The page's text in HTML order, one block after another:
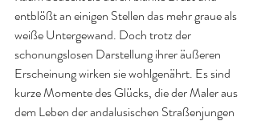
entblößt an einigen Stellen das mehr graue als
weiße Untergewand. Doch trotz der
schonungslosen Darstellung ihrer äußeren
Erscheinung wirken sie wohlgenährt. Es sind
kurze Momente des Glücks, die der Maler aus
dem Leben der andalusischen Straßenjungen